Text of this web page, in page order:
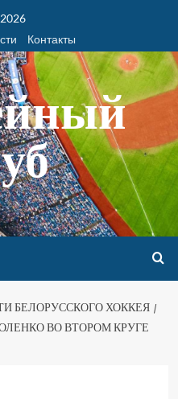
Контакты
БЕЛОРУССКОГО ХОККЕЯ
ВО ВТОРОМ КРУГЕ